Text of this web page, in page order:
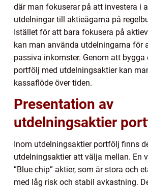
där man fokuserar på att investera i
utdelningar till aktieägarna på
Istället för att bara fokusera på
kan man använda utdelningarna för
passiva inkomster. Genom att bygga
portfölj med utdelningsaktier kan
kassaflöde över tiden.
Presentation av
utdelningsaktier
Inom utdelningsaktier portfölj finns
utdelningsaktier att välja mellan. En
”Blue chip” aktier, som är stora och
med låg risk och stabil avkastning.